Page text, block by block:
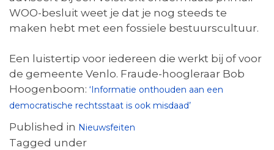
WOO-besluit weet je dat je nog steeds te
maken hebt met een fossiele bestuurscultuur.
Een luistertip voor iedereen die werkt bij of voor
de gemeente Venlo. Fraude-hoogleraar Bob
Hoogenboom: ‘Informatie onthouden aan een
democratische rechtsstaat is ook misdaad’
Published in Nieuwsfeiten
Tagged under